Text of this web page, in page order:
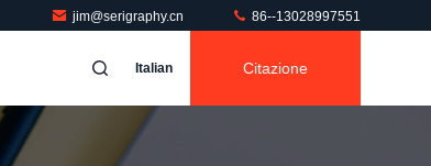
jim@serigraphy.cn 86--13028997551
Italian Citazione